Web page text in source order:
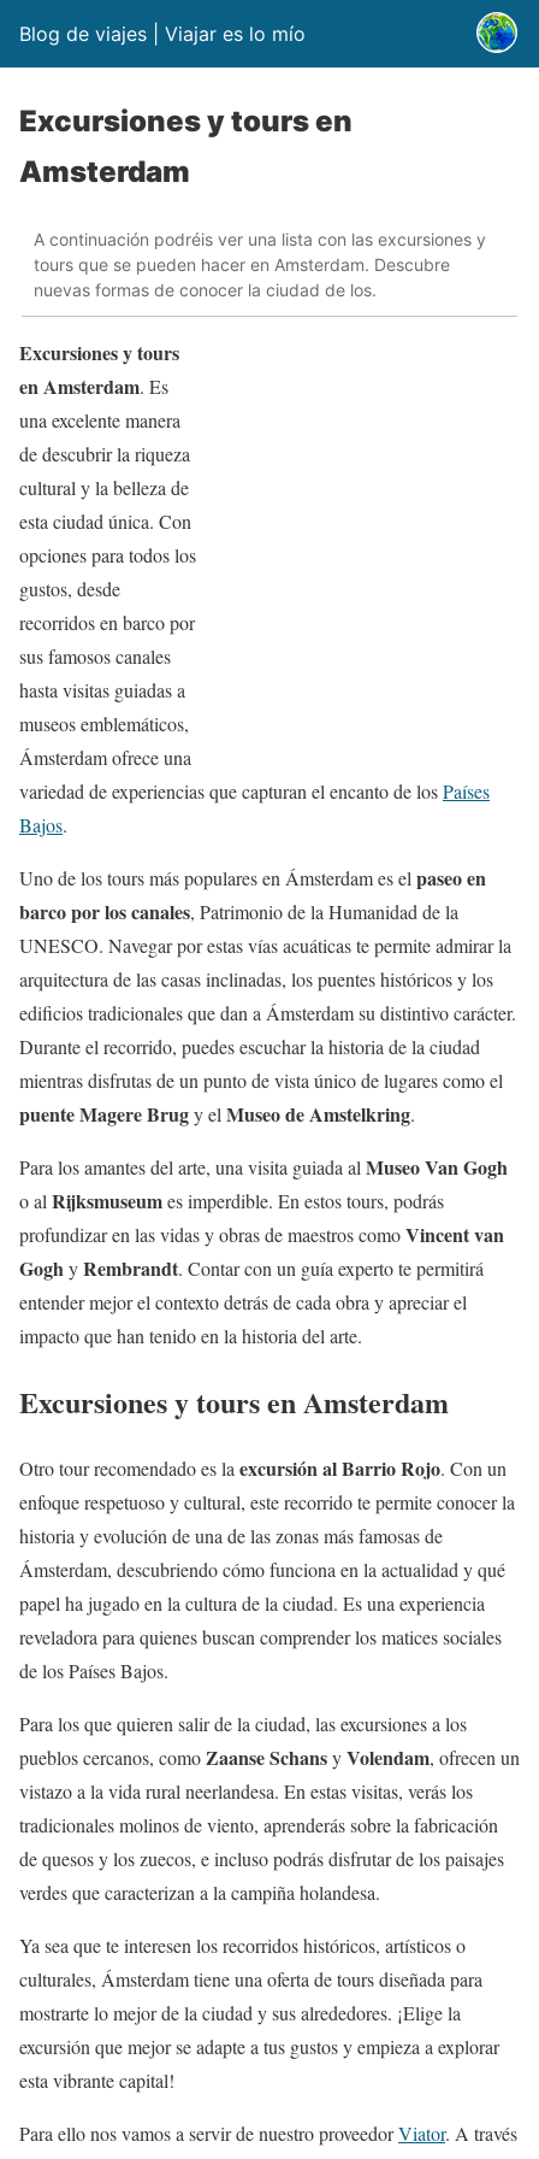
Blog de viajes | Viajar es lo mío
Excursiones y tours en
Amsterdam
A continuación podréis ver una lista con las excursiones y
tours que se pueden hacer en Amsterdam. Descubre
nuevas formas de conocer la ciudad de los.
Excursiones y tours
en Amsterdam. Es
una excelente manera
de descubrir la riqueza
cultural y la belleza de
esta ciudad única. Con
opciones para todos los
gustos, desde
recorridos en barco por
sus famosos canales
hasta visitas guiadas a
museos emblemáticos,
Ámsterdam ofrece una
variedad de experiencias que capturan el encanto de losPaíses
Bajos.
Uno de los tours más populares en Ámsterdam es el paseo en
barco por los canales, Patrimonio de la Humanidad de la
UNESCO. Navegar por estas vías acuáticas te permite admirar la
arquitectura de las casas inclinadas, los puentes históricos y los
edificios tradicionales que dan a Ámsterdam su distintivo carácter.
Durante el recorrido, puedes escuchar la historia de la ciudad
mientras disfrutas de un punto de vista único de lugares como el
puente Magere Brugy el Museo de Amstelkring.
Para los amantes del arte, una visita guiada al Museo Van Gogh
o al Rijksmuseumes imperdible. En estos tours, podrás
profundizar en las vidas y obras de maestros comoVincent van
GoghyRembrandt. Contar con un guía experto te permitirá
entender mejor el contexto detrás de cada obra y apreciar el
impacto que han tenido en la historia del arte.
Excursiones y tours en Amsterdam
Otro tour recomendado es la excursión al Barrio Rojo. Con un
enfoque respetuoso y cultural, este recorrido te permite conocer la
historia y evolución de una de las zonas más famosas de
Ámsterdam, descubriendo cómo funciona en la actualidad y qué
papel ha jugado en la cultura de la ciudad. Es una experiencia
reveladora para quienes buscan comprender los matices sociales
de los Países Bajos.
Para los que quieren salir de la ciudad, las excursiones a los
pueblos cercanos, como Zaanse SchansyVolendam, ofrecen un
vistazo a la vida rural neerlandesa. En estas visitas, verás los
tradicionales molinos de viento, aprenderás sobre la fabricación
de quesos y los zuecos, e incluso podrás disfrutar de los paisajes
verdes que caracterizan a la campiña holandesa.
Ya sea que te interesen los recorridos históricos, artísticos o
culturales, Ámsterdam tiene una oferta de tours diseñada para
mostrarte lo mejor de la ciudad y sus alrededores. ¡Elige la
excursión que mejor se adapte a tus gustos y empieza a explorar
esta vibrante capital!
Para ello nos vamos a servir de nuestro proveedorViator. A través